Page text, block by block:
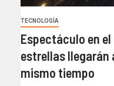
TECNOLOGÍA
Espectáculo en
estrellas llegarán
mismo tiempo